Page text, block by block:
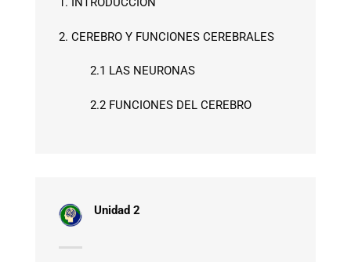
2. CEREBRO Y FUNCIONES CEREBRALES
2.1 LAS NEURONAS
2.2 FUNCIONES DEL CEREBRO
Unidad 2